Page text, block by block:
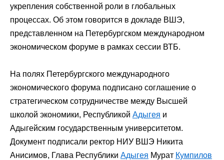
укрепления собственной роли в глобальных
процессах. Об этом говорится в докладе ВШЭ,
представленном на Петербургском международном
экономическом форуме в рамках сессии ВТБ.
На полях Петербургского международного
экономического форума подписано соглашение о
стратегическом сотрудничестве между Высшей
школой экономики, Республикой Адыгея и
Адыгейским государственным университетом.
Документ подписали ректор НИУ ВШЭ Никита
Анисимов, Глава Республики Адыгея Мурат Кумпилов